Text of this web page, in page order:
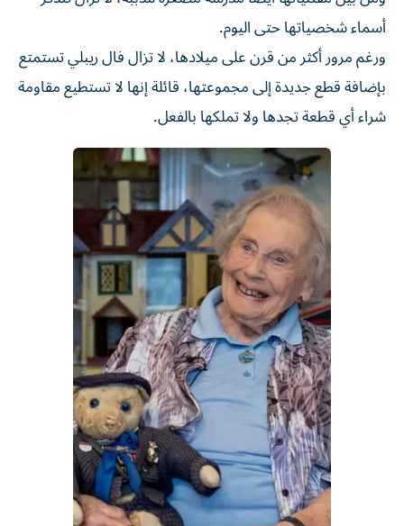
أسماء شخصياتها حتى اليوم.
ورغم مرور أكثر من قرن على ميلادها، لا تزال فال ريبلي تستمتع
بإضافة قطع جديدة إلى مجموعتها، قائلة إنها لا تستطيع مقاومة
شراء أي قطعة تجدها ولا تملكها بالفعل.